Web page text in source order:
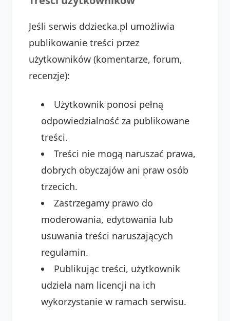
Jeśli serwis ddziecka.pl umożliwia
publikowanie treści przez
użytkowników (komentarze, forum,
recenzje):
Użytkownik ponosi pełną
odpowiedzialność za publikowane
treści.
Treści nie mogą naruszać prawa,
dobrych obyczajów ani praw osób
trzecich.
Zastrzegamy prawo do
moderowania, edytowania lub
usuwania treści naruszających
regulamin.
Publikując treści, użytkownik
udziela nam licencji na ich
wykorzystanie w ramach serwisu.